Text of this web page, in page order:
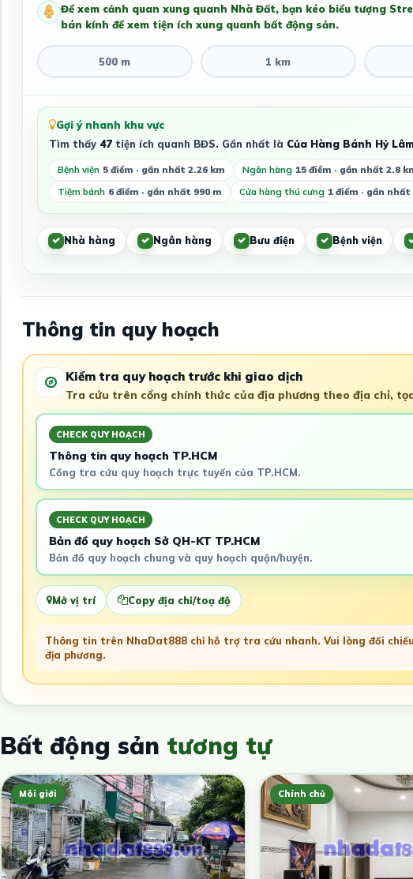
Để xem cảnh quan xung quanh Nhà Đất, bạn kéo biểu tượng
bán kính để xem tiện ích xung quanh bất động sản.
500 m 1 km
Gợi ý nhanh khu vực
Tìm thấy 47tiện ích quanh BĐS. Gần nhất là Của Hàng Bánh Hỷ
Bệnh viện 5 điểm · gần nhất 2.26 km Ngân hàng 15 điểm · gần nhất 2.8
Tiệm bánh 6 điểm · gần nhất 990 m Cửa hàng thú cưng 1 điểm · gần nhất
Nhà hàng Ngân hàng Bưu điện Bệnh viện
Thông tin quy hoạch
Kiểm tra quy hoạch trước khi giao dịch
Tra cứu trên cổng chính thức của địa phương theo địa chỉ,
CHECK QUY HOẠCH
Thông tin quy hoạch TP.HCM
Cổng tra cứu quy hoạch trực tuyến của TP.HCM.
CHECK QUY HOẠCH
Bản đồ quy hoạch Sở QH-KT TP.HCM
Bản đồ quy hoạch chung và quy hoạch quận/huyện.
Mở vị trí Copy địa chỉ/toạ độ
Thông tin trên NhaDat888 chỉ hỗ trợ tra cứu nhanh. Vui lòng đối
địa phương.
Bất động sản tương tự
Môi giới Chính chủ